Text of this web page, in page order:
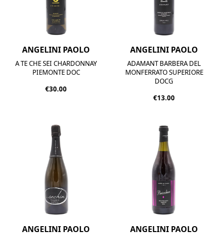
ANGELINI PAOLO
A TE CHE SEI CHARDONNAY
PIEMONTE DOC
€30.00
ANGELINI PAOLO
ADAMANT BARBERA DEL
MONFERRATO SUPERIORE
DOCG
€13.00
ANGELINI PAOLO ANGELINI PAOLO